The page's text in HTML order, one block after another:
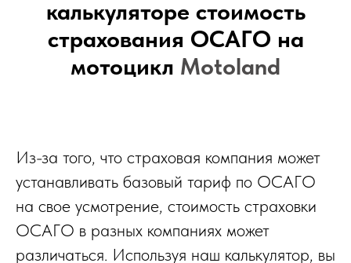
калькуляторе стоимость
страхования ОСАГО на
мотоцикл Motoland
Из-за того, что страховая компания может
устанавливать базовый тариф по ОСАГО
на свое усмотрение, стоимость страховки
ОСАГО в разных компаниях может
различаться. Используя наш калькулятор, вы